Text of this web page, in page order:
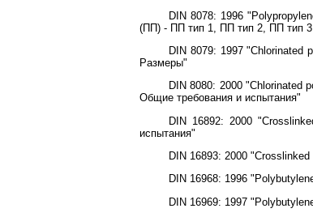
DIN 8078: 1996
(ПП) - ПП тип 1, ПП тип 2, ПП тип
DIN 8079: 1997 "Chlorinated
Размеры"
DIN 8080: 2000 "Chlorinated
Общие требования и испытания"
DIN 16892: 2000
испытания"
DIN 16893: 2000
DIN 16968: 1996
DIN 16969: 1997